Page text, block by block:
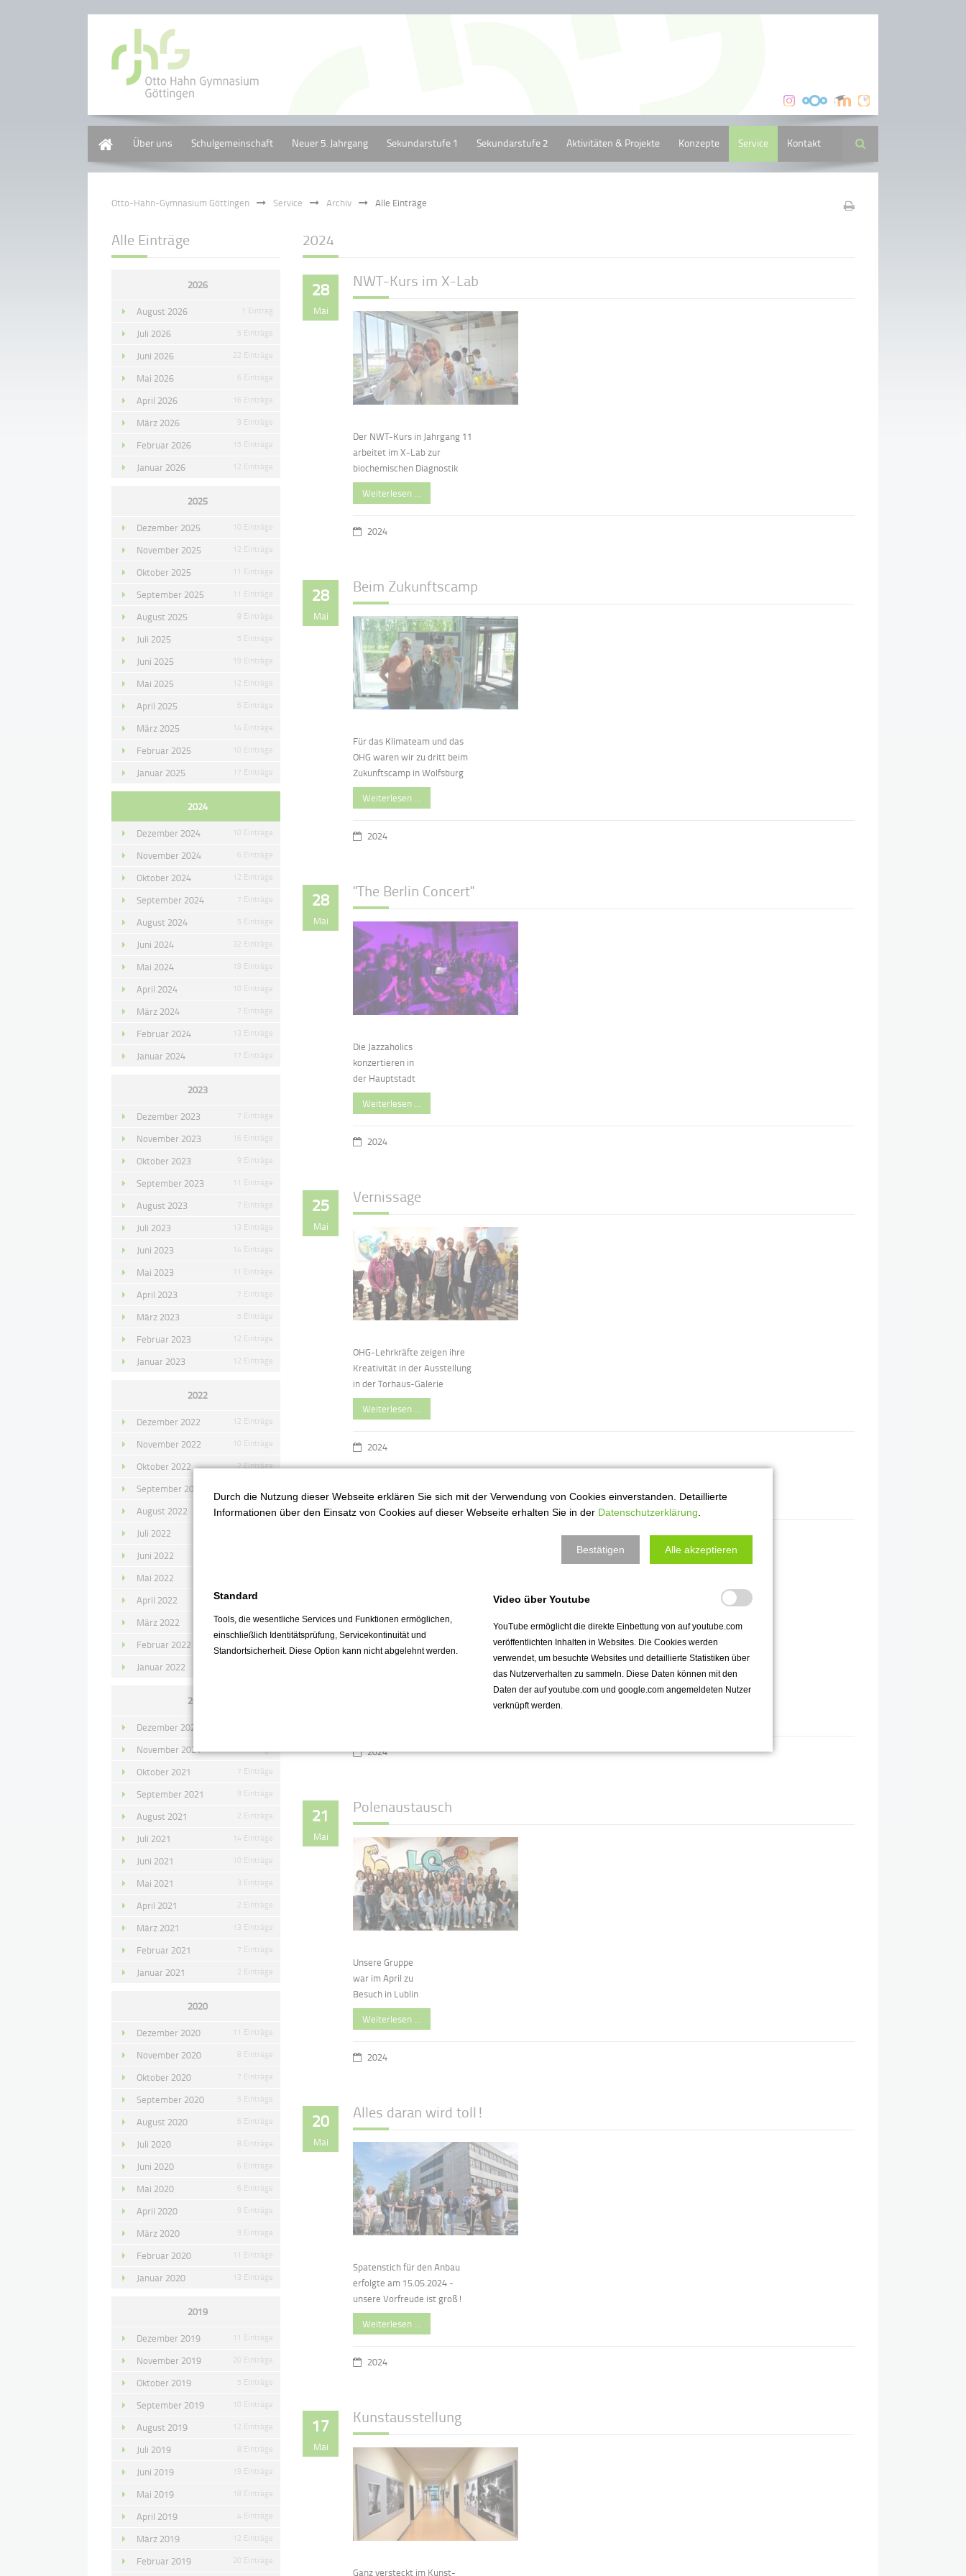
Über uns Schulgemeinschaft Neuer 5. Jahrgang Sekundarstufe 1 Sekundarstufe 2 Aktivitäten & Projekte Konzepte Service Kontakt Suche
Otto-Hahn-Gymnasium Göttingen Service Archiv Alle Einträge
2024
28
Mai
NWT-Kurs im X-Lab
Der NWT-Kurs in Jahrgang 11
arbeitet im X-Lab zur
biochemischen Diagnostik
Weiterlesen …
2024
28
Mai
Beim Zukunftscamp
Für das Klimateam und das
OHG waren wir zu dritt beim
Zukunftscamp in Wolfsburg
Weiterlesen …
2024
28
Mai
"The Berlin Concert"
Die Jazzaholics
konzertieren in
der Hauptstadt
Weiterlesen …
2024
25
Mai
Vernissage
OHG-Lehrkräfte zeigen ihre
Kreativität in der Ausstellung
in der Torhaus-Galerie
Weiterlesen …
2024
24 11S3 in Tierarztpraxis
Zu Besuch in einer
2024
21
Mai
Polenaustausch
Unsere Gruppe
war im April zu
Besuch in Lublin
Weiterlesen …
2024
20
Mai
Alles daran wird toll!
Spatenstich für den Anbau
erfolgte am 15.05.2024 -
unsere Vorfreude ist groß!
Weiterlesen …
2024
17
Mai
Kunstausstellung
Ganz versteckt im Kunst-
Alle Einträge
2026
August 2026 1 Eintrag
Juli 2026 5 Einträge
Juni 2026 22 Einträge
Mai 2026 6 Einträge
April 2026 16 Einträge
März 2026 9 Einträge
Februar 2026 15 Einträge
Januar 2026 12 Einträge
2025
Dezember 2025 10 Einträge
November 2025 12 Einträge
Oktober 2025 11 Einträge
September 2025 11 Einträge
August 2025 8 Einträge
Juli 2025 5 Einträge
Juni 2025 19 Einträge
Mai 2025 12 Einträge
April 2025 6 Einträge
März 2025 14 Einträge
Februar 2025 10 Einträge
Januar 2025 17 Einträge
2024
Dezember 2024 10 Einträge
November 2024 6 Einträge
Oktober 2024 12 Einträge
September 2024 7 Einträge
August 2024 5 Einträge
Juni 2024 32 Einträge
Mai 2024 19 Einträge
April 2024 10 Einträge
März 2024 7 Einträge
Februar 2024 13 Einträge
Januar 2024 17 Einträge
2023
Dezember 2023 7 Einträge
November 2023 16 Einträge
Oktober 2023 9 Einträge
September 2023 11 Einträge
August 2023 7 Einträge
Juli 2023 13 Einträge
Juni 2023 14 Einträge
Mai 2023 11 Einträge
April 2023 7 Einträge
März 2023 5 Einträge
Februar 2023 12 Einträge
Januar 2023 12 Einträge
2022
Dezember 2022 12 Einträge
November 2022 10 Einträge
Oktober 2022 7 Einträge
September 2022
August 2022 4 Einträge
Juli 2022
Juni 2022
Mai 2022
April 2022 8 Einträge
März 2022 15 Einträge
Februar 2022
Januar 2022
2021
Dezember 2021
November 2021
Oktober 2021 7 Einträge
September 2021 9 Einträge
August 2021 2 Einträge
Juli 2021 14 Einträge
Juni 2021 10 Einträge
Mai 2021 3 Einträge
April 2021 2 Einträge
März 2021 13 Einträge
Februar 2021 7 Einträge
Januar 2021 2 Einträge
2020
Dezember 2020 11 Einträge
November 2020 8 Einträge
Oktober 2020 7 Einträge
September 2020 5 Einträge
August 2020 6 Einträge
Juli 2020 8 Einträge
Juni 2020 6 Einträge
Mai 2020 6 Einträge
April 2020 9 Einträge
März 2020 9 Einträge
Februar 2020 11 Einträge
Januar 2020 13 Einträge
2019
Dezember 2019 11 Einträge
November 2019 20 Einträge
Oktober 2019 5 Einträge
September 2019 10 Einträge
August 2019 12 Einträge
Juli 2019 8 Einträge
Juni 2019 19 Einträge
Mai 2019 18 Einträge
April 2019 4 Einträge
März 2019 12 Einträge
Februar 2019 20 Einträge
Durch die Nutzung dieser Webseite erklären Sie sich mit der Verwendung von Cookies einverstanden. Detaillierte
Informationen über den Einsatz von Cookies auf dieser Webseite erhalten Sie in der Datenschutzerklärung
Bestätigen Alle akzeptieren
Standard
Tools, die wesentliche Services und Funktionen ermöglichen,
einschließlich Identitätsprüfung, Servicekontinuität und
Standortsicherheit. Diese Option kann nicht abgelehnt werden.
Video über Youtube
YouTube ermöglicht die direkte Einbettung von auf youtube.com
veröffentlichten Inhalten in Websites. Die Cookies werden
verwendet, um besuchte Websites und detaillierte Statistiken über
das Nutzerverhalten zu sammeln. Diese Daten können mit den
Daten der auf youtube.com und google.com angemeldeten Nutzer
verknüpft werden.